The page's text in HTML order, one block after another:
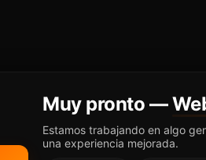
Muy pronto —
Estamos trabajando en algo
una experiencia mejorada.